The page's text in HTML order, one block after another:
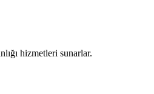
hizmetleri sunarlar.